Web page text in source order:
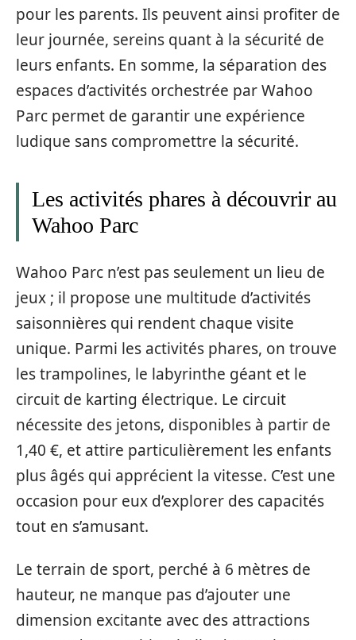
pour les parents. Ils peuvent ainsi profiter de
leur journée, sereins quant à la sécurité de
leurs enfants. En somme, la séparation des
espaces d’activités orchestrée par Wahoo
Parc permet de garantir une expérience
ludique sans compromettre la sécurité.
Les activités phares à découvrir au
Wahoo Parc
Wahoo Parc n’est pas seulement un lieu de
jeux ; il propose une multitude d’activités
saisonnières qui rendent chaque visite
unique. Parmi les activités phares, on trouve
les trampolines, le labyrinthe géant et le
circuit de karting électrique. Le circuit
nécessite des jetons, disponibles à partir de
1,40 €, et attire particulièrement les enfants
plus âgés qui apprécient la vitesse. C’est une
occasion pour eux d’explorer des capacités
tout en s’amusant.
Le terrain de sport, perché à 6 mètres de
hauteur, ne manque pas d’ajouter une
dimension excitante avec des attractions